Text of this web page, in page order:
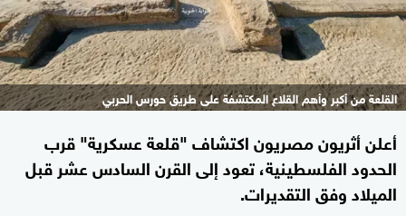
القلعة من أكبر وأهم القلاع المكتشفة على طريق حورس الحربي
أعلن أثريون مصريون اكتشاف "قلعة عسكرية" قرب
الحدود الفلسطينية، تعود إلى القرن السادس عشر قبل
الميلاد وفق التقديرات.